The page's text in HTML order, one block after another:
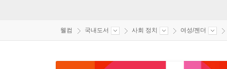
웰컴 국내도서 사회 정치 여성/젠더